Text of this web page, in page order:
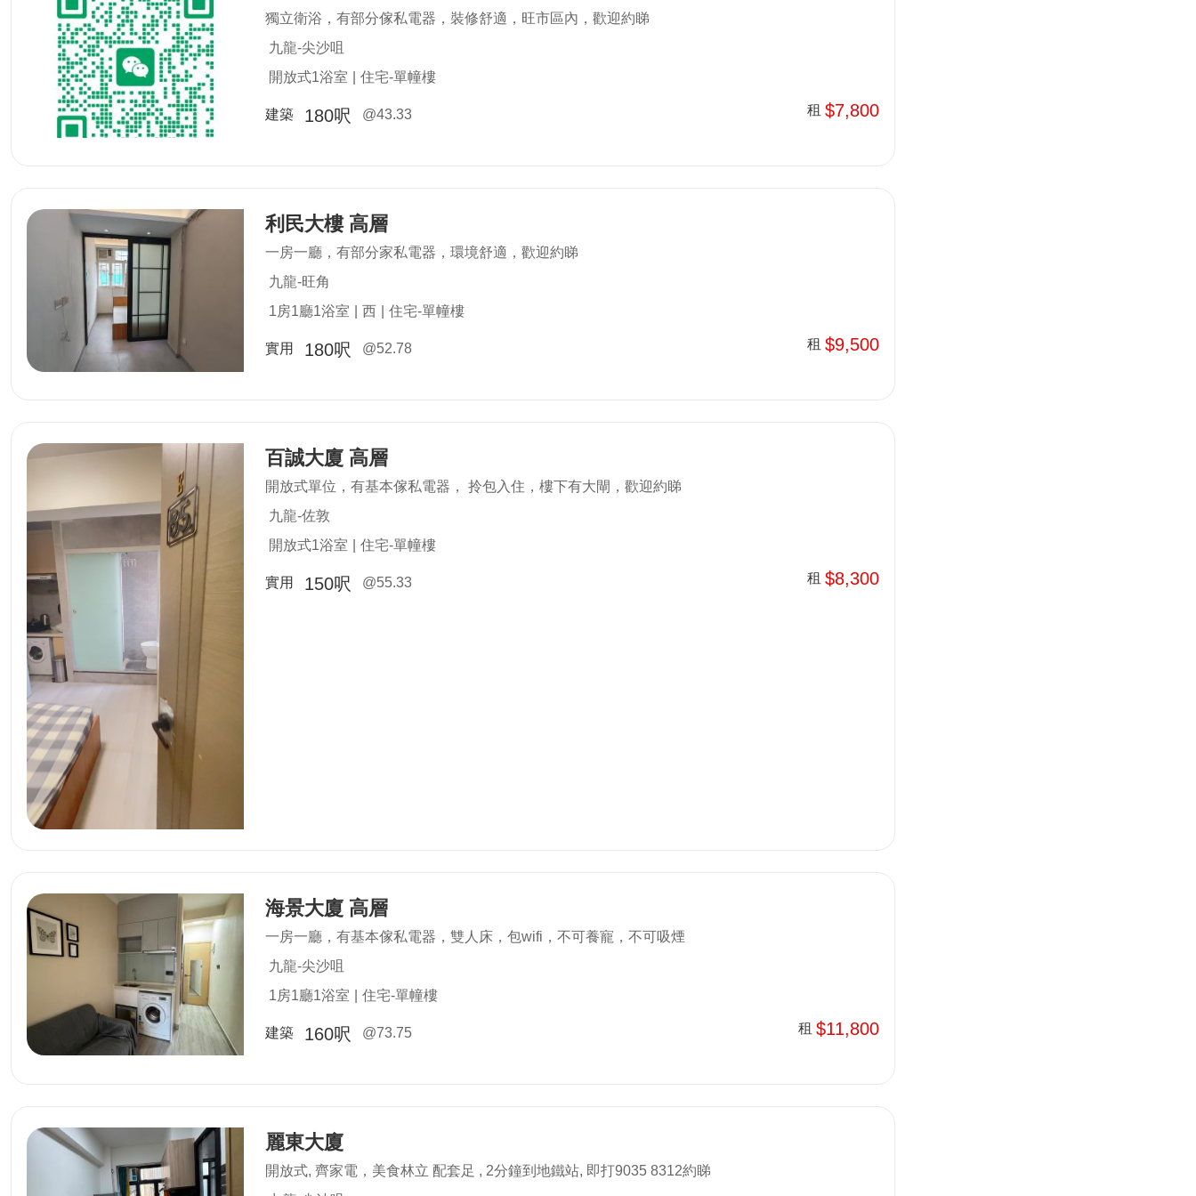
獨立衛浴，有部分傢私電器，裝修舒適，旺市區內，歡迎約睇
九龍-尖沙咀
開放式1浴室
住宅-單幢樓
租 $7,800
建築 180呎 @43.33
利民大樓 高層
一房一廳，有部分家私電器，環境舒適，歡迎約睇
九龍-旺角
1房1廳1浴室
西 住宅-單幢樓
租 $9,500
實用 180呎 @52.78
百誠大廈 高層
開放式單位，有基本傢私電器， 拎包入住，樓下有大閘，歡迎約睇
九龍-佐敦
開放式1浴室
住宅-單幢樓
租 $8,300
實用 150呎 @55.33
海景大廈 高層
一房一廳，有基本傢私電器，雙人床，包wifi，不可養寵，不可吸煙
九龍-尖沙咀
1房1廳1浴室
住宅-單幢樓
租 $11,800
建築 160呎 @73.75
麗東大廈
開放式, 齊家電，美食林立 配套足 , 2分鐘到地鐵站, 即打9035 8312約睇